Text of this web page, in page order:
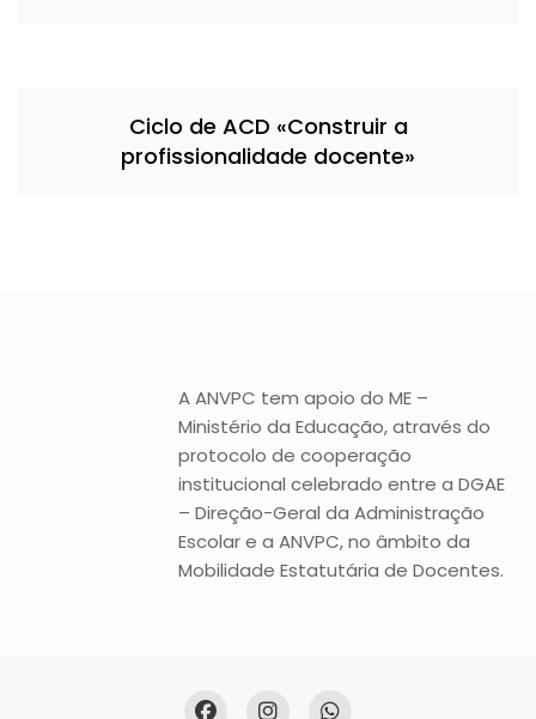
Ciclo de ACD «Construir a
profissionalidade docente»
A ANVPC tem apoio do ME –
Ministério da Educação, através do
protocolo de cooperação
institucional celebrado entre a DGAE
– Direção-Geral da Administração
Escolar e a ANVPC, no âmbito da
Mobilidade Estatutária de Docentes.